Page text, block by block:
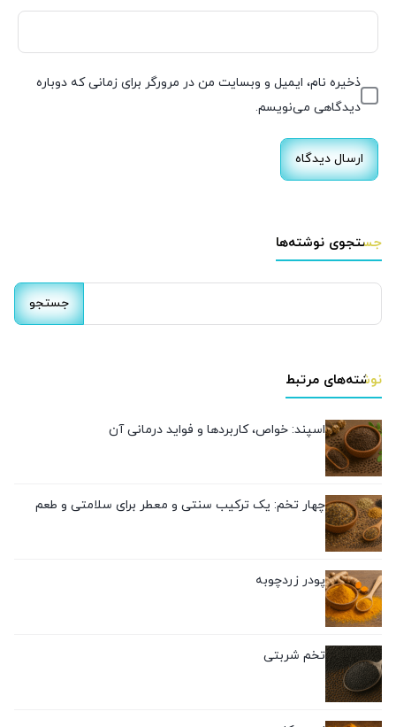
جستجوی نوشته‌ها
برای:
نوشته‌های مرتبط
اسپند: خواص، کاربردها و فواید درمانی آن
چهار تخم: یک ترکیب سنتی و معطر برای سلامتی و طعم
پودر زردچوبه
تخم شربتی
ذخیره نام، ایمیل و وبسایت من در مرورگر برای زمانی که دوباره
دیدگاهی می‌نویسم.